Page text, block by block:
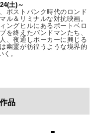
土)～
ポストパンク時代のロンド
ル＆リミナルな対抗映画。
ングヒルにあるポートベロ
を終えたバンドマンたち、
、夜通しポーカーに興じる
幽霊が彷徨うような境界的
。
品